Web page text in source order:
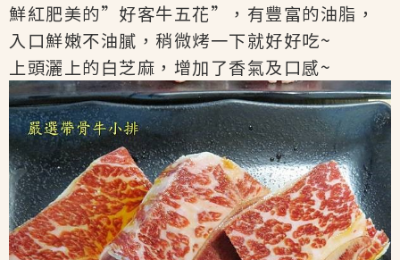
鮮紅肥美的”好客牛五花”，有豐富的油脂，
入口鮮嫩不油膩，稍微烤一下就好好吃~
上頭灑上的白芝麻，增加了香氣及口感~